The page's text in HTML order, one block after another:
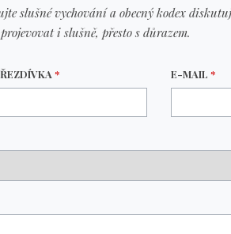
slušné vychování a obecný kodex
i slušně, přesto s důrazem.
* E-MAIL*